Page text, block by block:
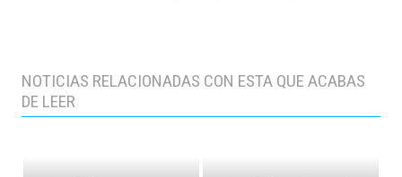
NOTICIAS RELACIONADAS CON ESTA QUE ACABAS
DE LEER